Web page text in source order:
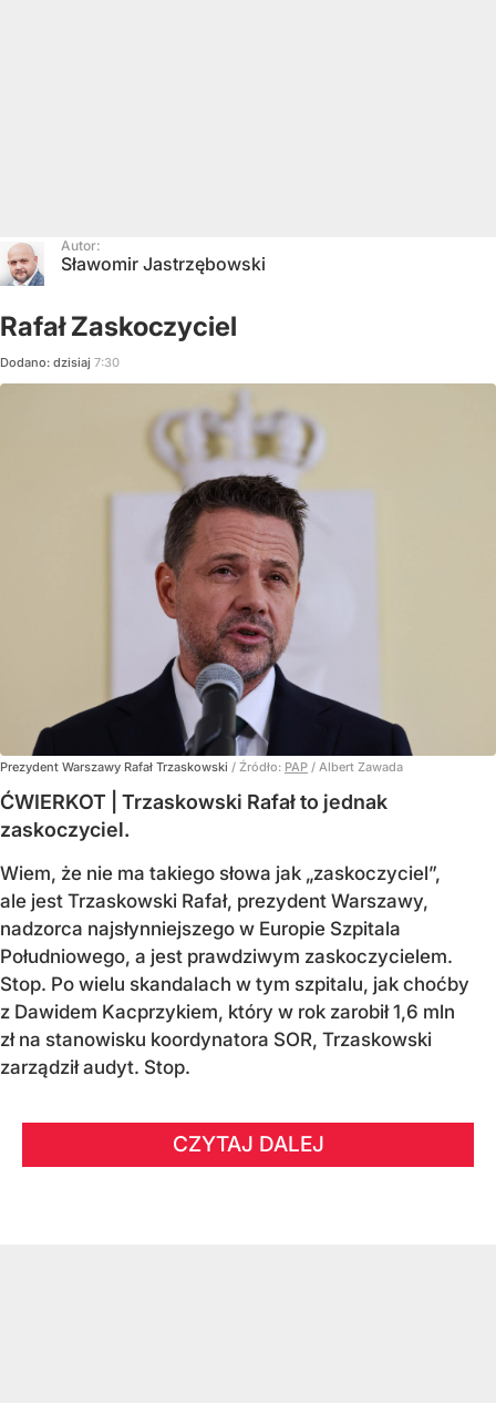
Autor:
Sławomir Jastrzębowski
Rafał Zaskoczyciel
Dodano: dzisiaj 7:30
Prezydent Warszawy Rafał Trzaskowski / Źródło: PAP / Albert Zawada
ĆWIERKOT | Trzaskowski Rafał to jednak
zaskoczyciel.
Wiem, że nie ma takiego słowa jak „zaskoczyciel”,
ale jest Trzaskowski Rafał, prezydent Warszawy,
nadzorca najsłynniejszego w Europie Szpitala
Południowego, a jest prawdziwym zaskoczycielem.
Stop. Po wielu skandalach w tym szpitalu, jak choćby
z Dawidem Kacprzykiem, który w rok zarobił 1,6 mln
zł na stanowisku koordynatora SOR, Trzaskowski
zarządził audyt. Stop.
CZYTAJ DALEJ